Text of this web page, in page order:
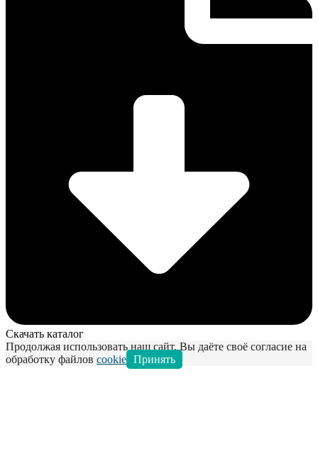
Скачать каталог
Продолжая использовать наш сайт, Вы даёте своё согласие на
обработку файлов cookie Принять